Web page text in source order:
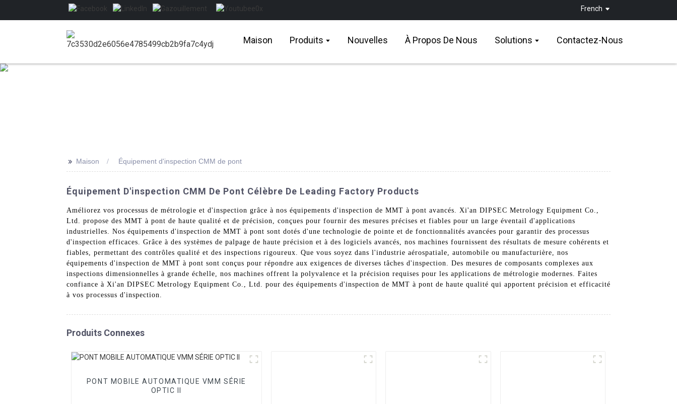
French
Maison Produits Nouvelles À Propos De Nous Solutions Contactez-Nous
>> Maison Équipement d'inspection CMM de pont
Équipement D'inspection CMM De Pont Célèbre De Leading Factory Products
Améliorez vos processus de métrologie et d'inspection grâce à nos équipements d'inspection de MMT à pont avancés. Xi'an DIPSEC Metrology Equipment Co.,
Ltd. propose des MMT à pont de haute qualité et de précision, conçues pour fournir des mesures précises et fiables pour un large éventail d'applications
industrielles. Nos équipements d'inspection de MMT à pont sont dotés d'une technologie de pointe et de fonctionnalités avancées pour garantir des processus
d'inspection efficaces. Grâce à des systèmes de palpage de haute précision et à des logiciels avancés, nos machines fournissent des résultats de mesure cohérents et
fiables, permettant des contrôles qualité et des inspections rigoureux. Que vous soyez dans l'industrie aérospatiale, automobile ou manufacturière, nos
équipements d'inspection de MMT à pont sont conçus pour répondre aux exigences de diverses tâches d'inspection. Des mesures de composants complexes aux
inspections dimensionnelles à grande échelle, nos machines offrent la polyvalence et la précision requises pour les applications de métrologie modernes. Faites
confiance à Xi'an DIPSEC Metrology Equipment Co., Ltd. pour des équipements d'inspection de MMT à pont de haute qualité qui apportent précision et efficacité
à vos processus d'inspection.
Produits Connexes
PONT MOBILE AUTOMATIQUE VMM SÉRIE
OPTIC II